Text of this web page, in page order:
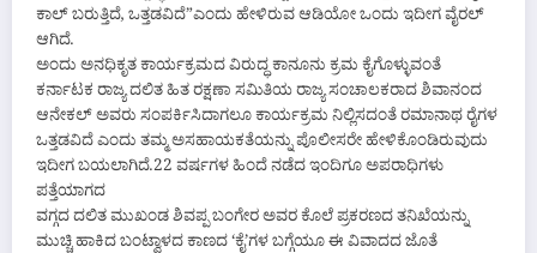
ಕಾಲ್ ಬರುತ್ತಿದೆ, ಒತ್ತಡವಿದೆ”ಎಂದು ಹೇಳಿರುವ ಆಡಿಯೋ ಒಂದು ಇದೀಗ ವೈರಲ್
ಆಗಿದೆ.
ಅಂದು ಅನಧಿಕೃತ ಕಾರ್ಯಕ್ರಮದ ವಿರುದ್ಧ ಕಾನೂನು ಕ್ರಮ ಕೈಗೊಳ್ಳುವಂತೆ
ಕರ್ನಾಟಕ ರಾಜ್ಯ ದಲಿತ ಹಿತ ರಕ್ಷಣಾ ಸಮಿತಿಯ ರಾಜ್ಯ ಸಂಚಾಲಕರಾದ ಶಿವಾನಂದ
ಆನೇಕಲ್ ಅವರು ಸಂಪರ್ಕಿಸಿದಾಗಲೂ ಕಾರ್ಯಕ್ರಮ ನಿಲ್ಲಿಸದಂತೆ ರಮಾನಾಥ ರೈಗಳ
ಒತ್ತಡವಿದೆ ಎಂದು ತಮ್ಮ ಅಸಹಾಯಕತೆಯನ್ನು ಪೊಲೀಸರೇ ಹೇಳಿಕೊಂಡಿರುವುದು
ಇದೀಗ ಬಯಲಾಗಿದೆ.22 ವರ್ಷಗಳ ಹಿಂದೆ ನಡೆದ ಇಂದಿಗೂ ಅಪರಾಧಿಗಳು
ಪತ್ತೆಯಾಗದ
ವಗ್ಗದ ದಲಿತ ಮುಖಂಡ ಶಿವಪ್ಪ ಬಂಗೇರ ಅವರ ಕೊಲೆ ಪ್ರಕರಣದ ತನಿಖೆಯನ್ನು
ಮುಚ್ಚಿ ಹಾಕಿದ ಬಂಟ್ವಾಳದ ಕಾಣದ ‘ಕೈ’ಗಳ ಬಗ್ಗೆಯೂ ಈ ವಿವಾದದ ಜೊತೆ